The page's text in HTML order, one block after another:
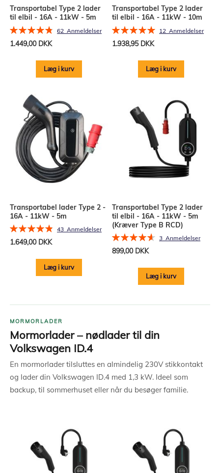
Transportabel Type 2 lader
til elbil - 16A - 11kW - 5m
Bedømmelse:
62 Anmeldelser
1.449,00 DKK
Læg i kurv
Transportabel Type 2 lader
til elbil - 16A - 11kW - 10m
Bedømmelse:
12Anmeldelser
1.938,95 DKK
Læg i kurv
Transportabel lader Type 2 -
16A - 11kW - 5m
Bedømmelse:
43 Anmeldelser
1.649,00 DKK
Læg i kurv
Transportabel Type 2 lader
til elbil - 16A - 11kW - 5m
(Kræver Type B RCD)
Bedømmelse:
3Anmeldelser
899,00 DKK
Læg i kurv
MORMORLADER
Mormorlader – nødlader til din
Volkswagen ID.4
En mormorlader tilsluttes en almindelig 230V stikkontakt
og lader din Volkswagen ID.4 med 1,3 kW. Ideel som
backup, til sommerhuset eller når du besøger familie.